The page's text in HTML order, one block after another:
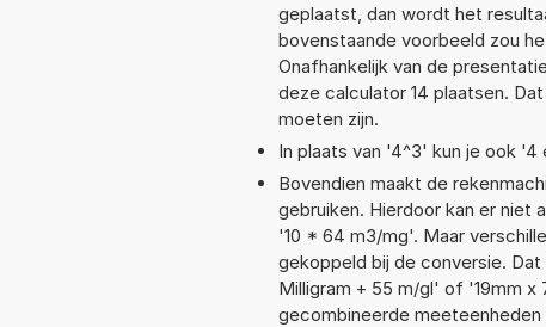
geplaatst, dan wordt het
bovenstaande voorbeeld zou
Onafhankelijk van de
deze calculator 14 plaatsen.
moeten zijn.
In plaats van '4^3' kun je ook
Bovendien maakt de
gebruiken. Hierdoor kan er niet
'10 * 64 m3/mg'. Maar
gekoppeld bij de conversie.
Milligram + 55 m/gl' of '19mm
gecombineerde meeteenheden